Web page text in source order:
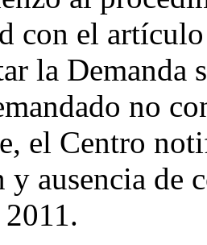
con el
la Demanda
no
el Centro
y ausencia de